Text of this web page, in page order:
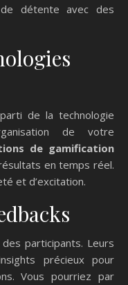
détente avec des
de la technologie
de votre
de gamification
en temps réel.
et d’excitation.
des participants. Leurs
précieux pour
Vous pourriez par